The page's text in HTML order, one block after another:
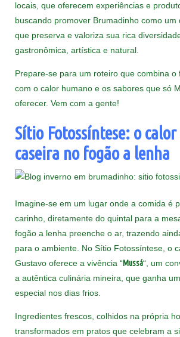
locais, que oferecem experiências e
buscando promover Brumadinho como um
que preserva e valoriza sua rica
gastronômica, artística e natural.
Prepare-se para um roteiro que combina o
com o calor humano e os sabores que só
oferecer. Vem com a gente!
Sítio Fotossíntese: o
caseira no fogão a lenha
Imagine-se em um lugar onde a comida é
carinho, diretamente do quintal para a
fogão a lenha preenche o ar, trazendo
para o ambiente. No Sítio Fotossíntese, o
Gustavo oferece a vivência “Mussá“, um
a autêntica culinária mineira, que ganha
especial nos dias frios.
Ingredientes frescos, colhidos na própria
transformados em pratos que celebram a